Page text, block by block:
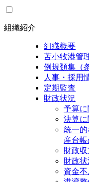
組織紹介
組織概要
苫小牧港管
例規類集（
人事・採用
定期監査
財政状況
予算
決算
統一
産台
財政
財政
資金